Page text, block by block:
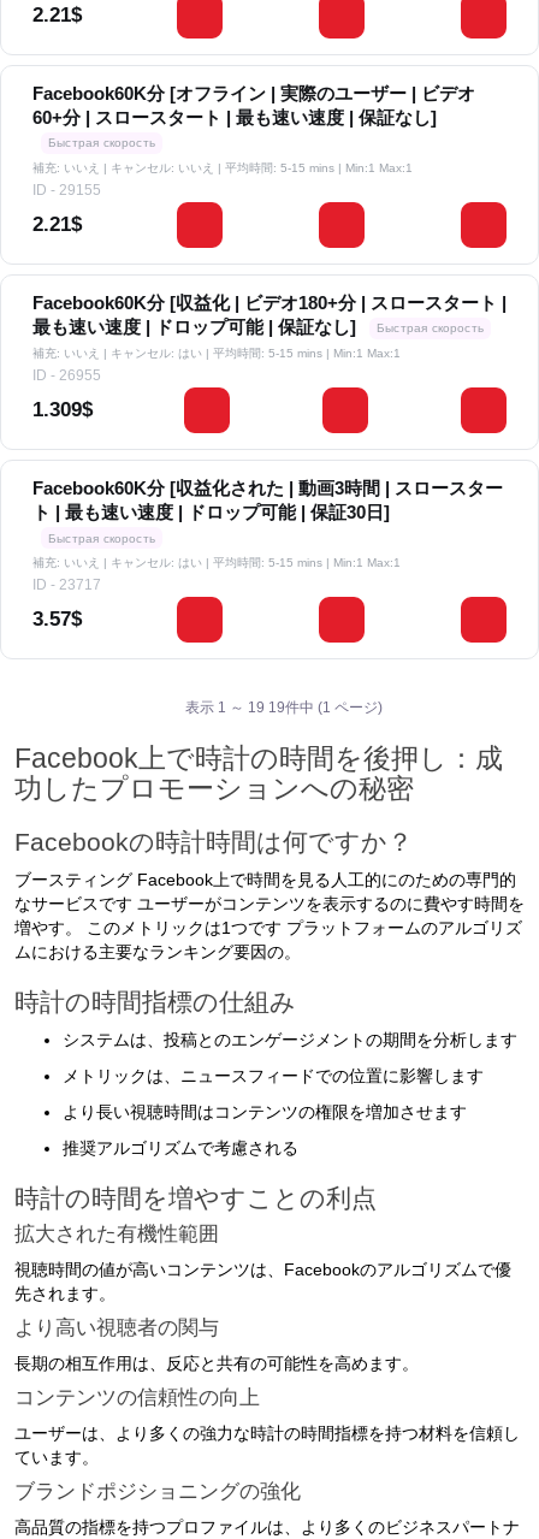
2.21$
Facebook60K分 [オフライン | 実際のユーザー | ビデオ
60+分 | スロースタート | 最も速い速度 | 保証なし]
Быстрая скорость
補充: いいえ | キャンセル: いいえ | 平均時間: 5-15 mins | Min:1 Max:1
ID - 29155
2.21$
Facebook60K分 [収益化 | ビデオ180+分 | スロースタート |
最も速い速度 | ドロップ可能 | 保証なし]
Быстрая скорость
補充: いいえ | キャンセル: はい | 平均時間: 5-15 mins | Min:1 Max:1
ID - 26955
1.309$
Facebook60K分 [収益化された | 動画3時間 | スロースター
ト | 最も速い速度 | ドロップ可能 | 保証30日]
Быстрая скорость
補充: いいえ | キャンセル: はい | 平均時間: 5-15 mins | Min:1 Max:1
ID - 23717
3.57$
表示 1 ～ 19 19件中 (1 ページ)
Facebook上で時計の時間を後押し：成
功したプロモーションへの秘密
Facebookの時計時間は何ですか？
ブースティング Facebook上で時間を見る人工的にのための専門的
なサービスです ユーザーがコンテンツを表示するのに費やす時間を
増やす。 このメトリックは1つです プラットフォームのアルゴリズ
ムにおける主要なランキング要因の。
時計の時間指標の仕組み
システムは、投稿とのエンゲージメントの期間を分析します
メトリックは、ニュースフィードでの位置に影響します
より長い視聴時間はコンテンツの権限を増加させます
推奨アルゴリズムで考慮される
時計の時間を増やすことの利点
拡大された有機性範囲
視聴時間の値が高いコンテンツは、Facebookのアルゴリズムで優
先されます。
より高い視聴者の関与
長期の相互作用は、反応と共有の可能性を高めます。
コンテンツの信頼性の向上
ユーザーは、より多くの強力な時計の時間指標を持つ材料を信頼し
ています。
ブランドポジショニングの強化
高品質の指標を持つプロファイルは、より多くのビジネスパートナ